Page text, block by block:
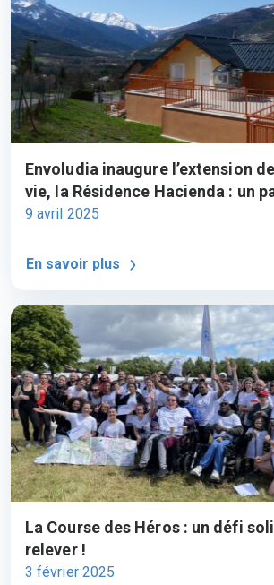
Envoludia inaugure l’extension
vie, la Résidence Hacienda : un
vers l’autonomie des personnes
9 avril 2025
En savoir plus
La Course des Héros : un défi
relever !
3 février 2025